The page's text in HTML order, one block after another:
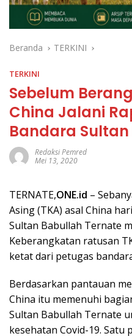
Beranda TERKINI
TERKINI
Sebelum
China Jalani
Bandara
Redaksi Pemred
Mei 13, 2020
TERNATE,ONE.id –
Asing (TKA) asal China
Sultan Babullah Ternate
Keberangkatan ratusan
ketat dari petugas
Berdasarkan pantauan
China itu memenuhi
Sultan Babullah Ternate
kesehatan Covid-19. Satu